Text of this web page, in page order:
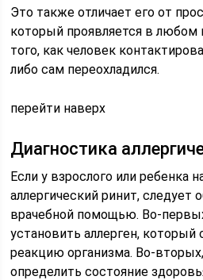
Это также отличает его от
который проявляется в любом
того, как человек
либо сам переохладился.
перейти наверх
Диагностика
Если у взрослого или ребенка
аллергический ринит, следует
врачебной помощью. Во-
установить аллерген,
реакцию организма. Во-
определить состояние